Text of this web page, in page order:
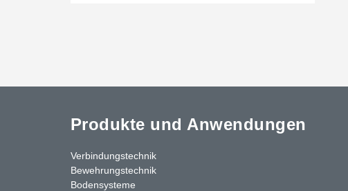
Produkte und Anwendungen
Verbindungstechnik
Bewehrungstechnik
Bodensysteme